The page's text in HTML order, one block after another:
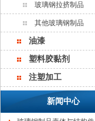
玻璃钢拉挤制品
其他玻璃钢制品
油漆
塑料胶黏剂
注塑加工
新闻中心